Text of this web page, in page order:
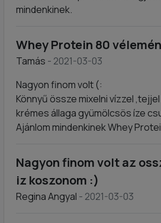
mindenkinek.
Whey Protein 80
Tamás - 2021-03-03
Nagyon finom volt (:
Könnyű össze mixelni vízzel ,tejjel
krémes állaga gyümölcsös íze
Ajánlom mindenkinek Whey
Nagyon finom volt az
iz koszonom :)
Regina Angyal - 2021-03-03